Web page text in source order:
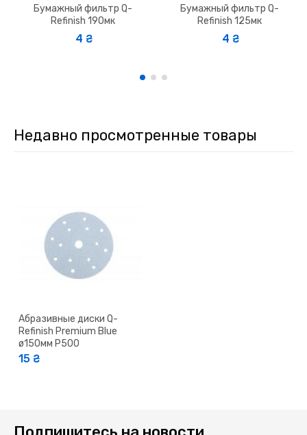
Бумажный фильтр Q-
Refinish 190мк
4 ₴
Бумажный фильтр Q-
Refinish 125мк
4 ₴
Недавно просмотренные товары
Абразивные диски Q-
Refinish Premium Blue
ø150мм P500
15 ₴